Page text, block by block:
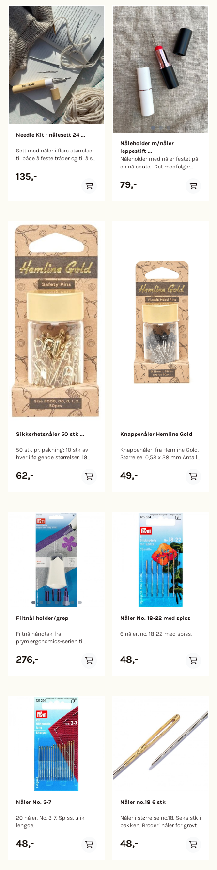
Needle Kit - nålesett 24 ...
Sett med nåler i flere størrelser
til både å feste tråder og til å sy
Needle Kit inneholder 5 ullnåler,
3 stoppenåler og 16 spisse
synåler. Alle nålene finnes i tre
nylonløkke i enden, som gjør at
det er enkelt å tre selv tykt
garn. De har en butt spiss som
glir lett gjennom strikketøyet.
Stoppenålene er i jern og har en
avrundet spiss, mens synålene
er i stål og har en spiss. Nålene
kommer i et kraftig papprør,
slik at det er enkelt å ha med
seg alle nålene selv på farten.
Mål: Rør: 10 x 2 cm Ullnåler: 1
stk. 9,3 cm, 2 stk. 8 cm, 2 stk. 7
stk. 6 cm, 1 stk. 5,3 cm Synåler:
2 stk. 5,5 cm, 6 stk. 4,8 cm, 8
stk. 3,8 cm Materialer: Papp /
aluminium / stål / jern
135,-
Nåleholder m/nåler
leppestift ...
Nåleholder med nåler festet på
en nålepute. Det medfølger
Legg igjen en kommentar om
ønsket farge. Mål: ca 7,5 x 2
79,-
Sikkerhetsnåler 50 stk ...
50 stk pr. pakning: 10 stk av
hver i følgende størrelser: 19
mm. Behandlet sterkstål,
messing belagt.Leveres i
62,-
Knappenåler Hemline Gold
Knappenåler fra Hemline Gold.
Størrelse: 0,58 x 38 mm Antall:
49,-
Filtnål holder/grep
Filtnålhåndtak fra
prym.ergonomics-serien til
komponenter som kan settes
sammen for å jobbe med
en enkelt nål kan settes inn i et
verktøy med maksimalt syv
nåler. Enmansversjonen med
ergonomisk formet innfelt grep
kan brukes separat for
detaljarbeid. På baksiden av
boksen er en illustrert håndbok
forklart hvordan du kan bytte
nåler og alle funksjoner. Nåles
må kjøpes seperat.
276,-
Nåler No. 18-22 med spiss
6 nåler, no. 18-22 med spiss.
48,-
Nåler No. 3-7
20 nåler. No. 3-7. Spiss, ulik
lengde.
48,-
Nåler no.18 6 stk
Nåler i størrelse no.18. Seks stk i
pakken. Broderi nåler for grovt
beskytter fibrene i materialet.
Også egnet til å sy på ull.
48,-